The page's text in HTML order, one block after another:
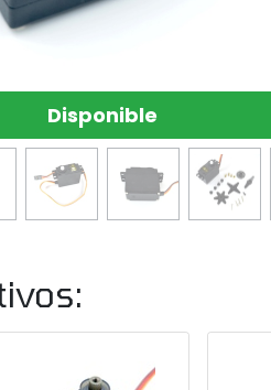
Disponible